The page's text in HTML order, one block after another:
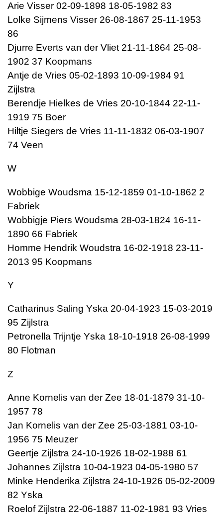
Arie Visser 02-09-1898 18-05-1982 83
Lolke Sijmens Visser 26-08-1867 25-11-1953
86
Djurre Everts van der Vliet 21-11-1864 25-08-
1902 37 Koopmans
Antje de Vries 05-02-1893 10-09-1984 91
Zijlstra
Berendje Hielkes de Vries 20-10-1844 22-11-
1919 75 Boer
Hiltje Siegers de Vries 11-11-1832 06-03-1907
74 Veen
W
Wobbige Woudsma 15-12-1859 01-10-1862 2
Fabriek
Wobbigje Piers Woudsma 28-03-1824 16-11-
1890 66 Fabriek
Homme Hendrik Woudstra 16-02-1918 23-11-
2013 95 Koopmans
Y
Catharinus Saling Yska 20-04-1923 15-03-2019
95 Zijlstra
Petronella Trijntje Yska 18-10-1918 26-08-1999
80 Flotman
Z
Anne Kornelis van der Zee 18-01-1879 31-10-
1957 78
Jan Kornelis van der Zee 25-03-1881 03-10-
1956 75 Meuzer
Geertje Zijlstra 24-10-1926 18-02-1988 61
Johannes Zijlstra 10-04-1923 04-05-1980 57
Minke Henderika Zijlstra 24-10-1926 05-02-2009
82 Yska
Roelof Zijlstra 22-06-1887 11-02-1981 93 Vries